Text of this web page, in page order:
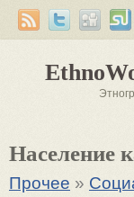
Население
Прочее »